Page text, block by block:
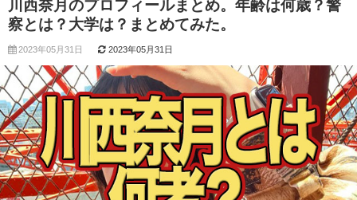
川西奈月のプロフィールまとめ。年齢は何歳？警
察とは？大学は？まとめてみた。
2023年05月31日 2023年05月31日